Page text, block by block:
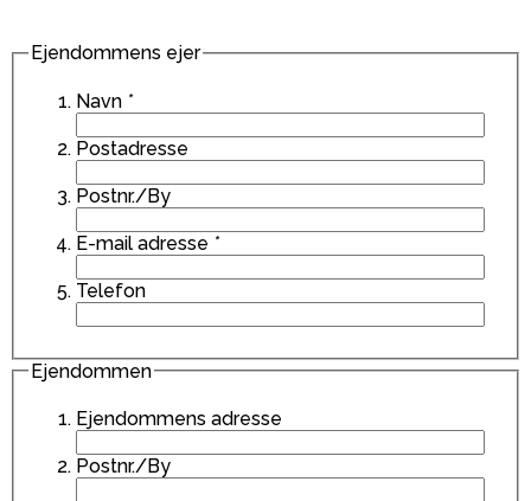
Ejendommens ejer
Navn *
Postadresse
Postnr./By
E-mail adresse *
Telefon
Ejendommen
Ejendommens adresse
Postnr./By